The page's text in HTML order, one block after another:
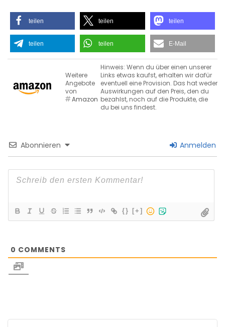
teilen teilen teilen
teilen teilen E-Mail
Weitere
Angebote
von
Amazon
Hinweis: Wenn du über einen unserer
Links etwas kaufst, erhalten wir dafür
eventuell eine Provision. Das hat weder
Auswirkungen auf den Preis, den du
bezahlst, noch auf die Produkte, die
du bei uns findest.
Abonnieren Anmelden
{} [+]
0 COMMENTS